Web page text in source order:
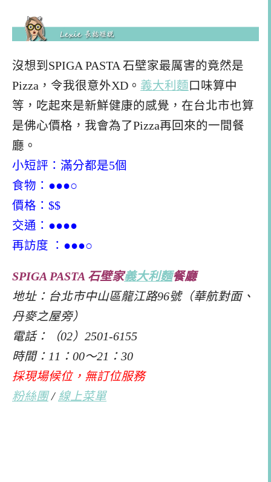
沒想到SPIGA PASTA 石壁家最厲害的竟然是
Pizza，令我很意外XD。 義大利麵口味算中
等，吃起來是新鮮健康的感覺，在台北市也算
是佛心價格，我會為了Pizza再回來的一間餐
廳。
小短評：滿分都是5個
食物：●●●○
價格：$$
交通：●●●●
再訪度 ：●●●○
SPIGA PASTA 石壁家義大利麵餐廳
地址：台北市中山區龍江路96號（華航對面、
丹麥之屋旁）
電話：（02）2501-6155
時間：11：00～21：30
採現場候位，無訂位服務
粉絲團/ 線上菜單